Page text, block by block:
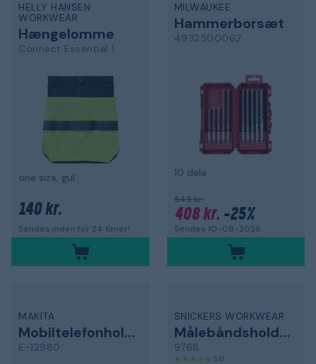
HELLY HANSEN
WORKWEAR
Hængelomme
Connect Essential 1
one size, gul
140 kr.
Sendes inden for 24 timer!
MILWAUKEE
Hammerborsæt
4932500062
10 dele
545 kr.
408 kr. -25%
Sendes 10-08-2026
MAKITA
Mobiltelefonholder
E-12980
SNICKERS WORKWEAR
Målebåndsholder
9768
5,0